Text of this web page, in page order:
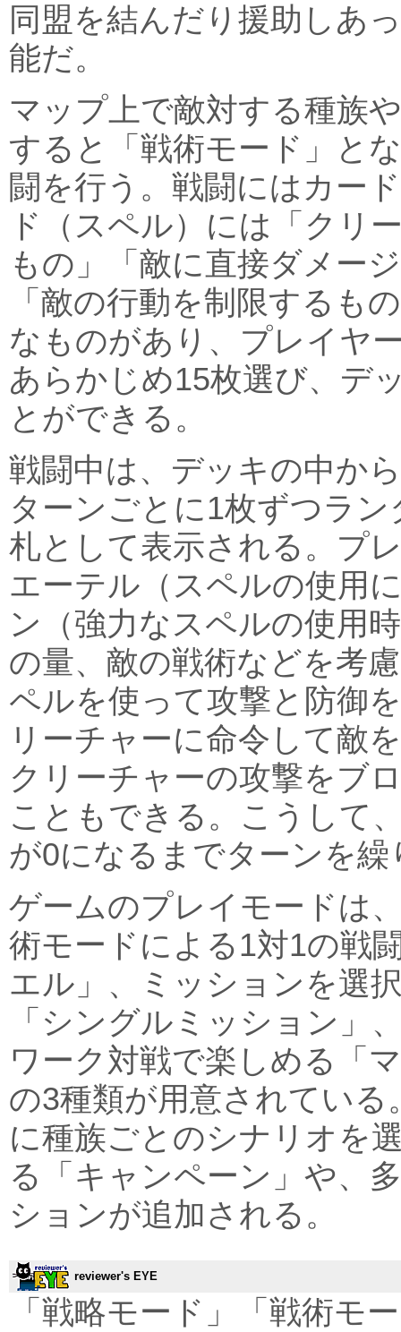
同盟を結んだり援助しあ
能だ。
マップ上で敵対する種族
すると「戦術モード」と
闘を行う。戦闘にはカー
ド（スペル）には「クリ
もの」「敵に直接ダメー
「敵の行動を制限するも
なものがあり、プレイヤ
あらかじめ15枚選び、デ
とができる。
戦闘中は、デッキの中か
ターンごとに1枚ずつラ
札として表示される。プ
エーテル（スペルの使用
ン（強力なスペルの使用
の量、敵の戦術などを考
ペルを使って攻撃と防御
リーチャーに命令して敵
クリーチャーの攻撃をブ
こともできる。こうして
が0になるまでターンを
ゲームのプレイモードは
術モードによる1対1の戦
エル」、ミッションを選
「シングルミッション」
ワーク対戦で楽しめる「
の3種類が用意されている
に種族ごとのシナリオを
る「キャンペーン」や、
ションが追加される。
reviewer's EYE
「戦略モード」「戦術モ